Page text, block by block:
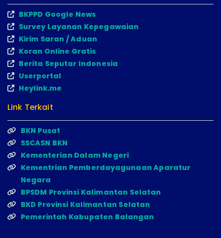
BKPPD Google News
Survey Layanan Kepegawaian
Kirim Saran / Aduan
Koran Online Gratis
Berita Seputar Indonesia
Userportal
Heylink.me
Link Terkait
BKN Pusat
SSCASN BKN
Kementerian Dalam Negeri
Kementrian Pemberdayagunaan Aparatur
Negara
BPSDM Provinsi Kalimantan Selatan
BKD Provinsi Kalimantan Selatan
Pemerintah Kabupaten Balangan